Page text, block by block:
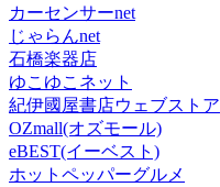
カーセンサーnet
じゃらんnet
石橋楽器店
ゆこゆこネット
紀伊國屋書店ウェブストア
OZmall(オズモール)
eBEST(イーベスト)
ホットペッパーグルメ